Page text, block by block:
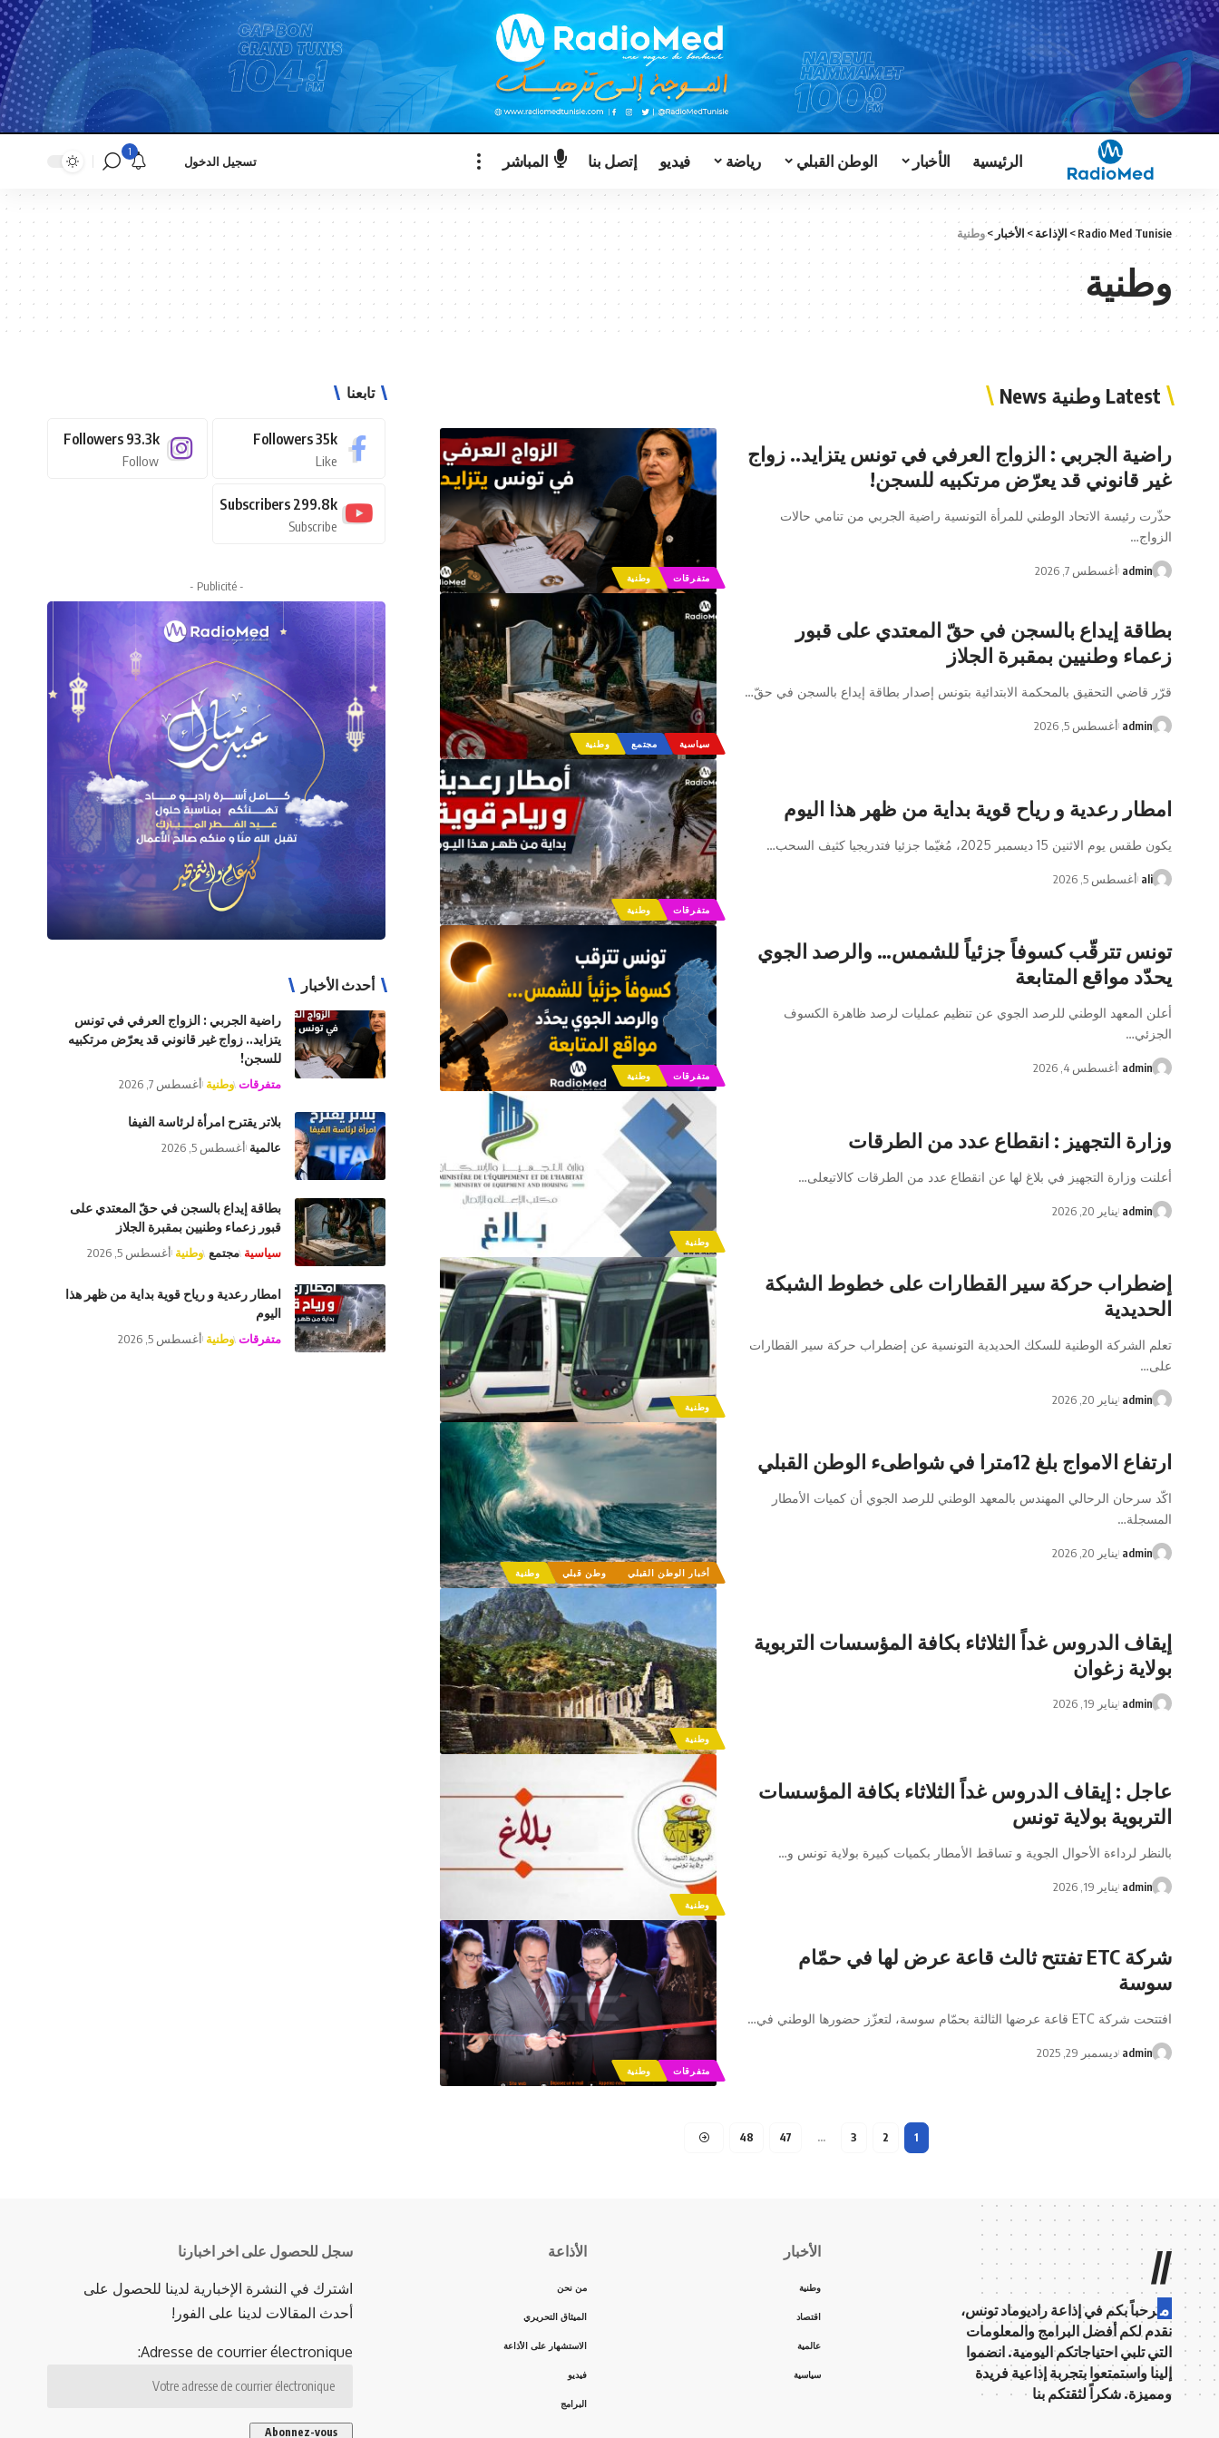
الرئيسية الأخبار الوطن القبلي رياضة فيديو إتصل بنا المباشر تسجيل الدخول
1
Radio Med Tunisie
>الإذاعة>الأخبار >وطنية
وطنية
Latest وطنية News
متفرقات وطنية
راضية الجربي : الزواج العرفي في تونس يتزايد.. زواج
غير قانوني قد يعرّض مرتكبيه للسجن!
حذّرت رئيسة الاتحاد الوطني للمرأة التونسية راضية الجربي من تنامي حالات
الزواج…
admin أغسطس 7, 2026
سياسية مجتمع وطنية
بطاقة إيداع بالسجن في حقّ المعتدي على قبور
زعماء وطنيين بمقبرة الجلاز
قرّر قاضي التحقيق بالمحكمة الابتدائية بتونس إصدار بطاقة إيداع بالسجن في حقّ…
admin أغسطس 5, 2026
متفرقات وطنية
امطار رعدية و رياح قوية بداية من ظهر هذا اليوم
يكون طقس يوم الاثنين 15 ديسمبر 2025، مُغيّما جزئيا فتدريجيا كثيف السحب …
ali أغسطس 5, 2026
متفرقات وطنية
تونس تترقّب كسوفاً جزئياً للشمس… والرصد الجوي
يحدّد مواقع المتابعة
أعلن المعهد الوطني للرصد الجوي عن تنظيم عمليات لرصد ظاهرة الكسوف
الجزئي…
admin أغسطس 4, 2026
وطنية
وزارة التجهيز : انقطاع عدد من الطرقات
أعلنت وزارة التجهيز في بلاغ لها عن انقطاع عدد من الطرقات كالاتيعلى…
admin يناير 20, 2026
وطنية
إضطراب حركة سير القطارات على خطوط الشبكة
الحديدية
تعلم الشركة الوطنية للسكك الحديدية التونسية عن إضطراب حركة سير القطارات
على…
admin يناير 20, 2026
أخبار الوطن القبلي وطن قبلي وطنية
ارتفاع الامواج بلغ 12مترا في شواطىء الوطن القبلي
اكّد سرحان الرحالي المهندس بالمعهد الوطني للرصد الجوي أن كميات الأمطار
المسجلة…
admin يناير 20, 2026
وطنية
إيقاف الدروس غداً الثلاثاء بكافة المؤسسات التربوية
بولاية زغوان
admin يناير 19, 2026
وطنية
عاجل : إيقاف الدروس غداً الثلاثاء بكافة المؤسسات
التربوية بولاية تونس
بالنظر لرداءة الأحوال الجوية و تساقط الأمطار بكميات كبيرة بولاية تونس و…
admin يناير 19, 2026
متفرقات وطنية
شركة ETC تفتتح ثالث قاعة عرض لها في حمّام
سوسة
افتتحت شركة ETC قاعة عرضها الثالثة بحمّام سوسة، لتعزّز حضورها الوطني في …
admin ديسمبر 29, 2025
1
2
3
…
47
48
تابعنا
35k
Followers
Like
93.3k
Followers
Follow
299.8k
Subscribers
Subscribe
- Publicité -
أحدث الأخبار
راضية الجربي : الزواج العرفي في تونس
يتزايد.. زواج غير قانوني قد يعرّض مرتكبيه
للسجن!
متفرقات وطنية أغسطس 7, 2026
بلاتر يقترح امرأة لرئاسة الفيفا
عالمية أغسطس 5, 2026
بطاقة إيداع بالسجن في حقّ المعتدي على
قبور زعماء وطنيين بمقبرة الجلاز
سياسية مجتمع وطنية أغسطس 5, 2026
امطار رعدية و رياح قوية بداية من ظهر هذا
اليوم
متفرقات وطنية أغسطس 5, 2026
//
م رحباً بكم في إذاعة راديوماد تونس،
نقدم لكم أفضل البرامج والمعلومات
التي تلبي احتياجاتكم اليومية. انضموا
إلينا واستمتعوا بتجربة إذاعية فريدة
ومميزة. شكراً لثقتكم بنا
الأخبار
وطنية
اقتصاد
عالمية
سياسية
الأذاعة
من نحن
الميثاق التحريري
الاستشهار على الأذاعة
فيديو
البرامج
سجل للحصول على اخر اخبارنا
اشترك في النشرة الإخبارية لدينا للحصول على
أحدث المقالات لدينا على الفور!
Adresse de courrier électronique: